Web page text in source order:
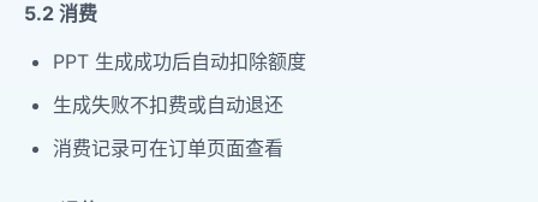
5.2 消费
PPT 生成成功后自动扣除额度
生成失败不扣费或自动退还
消费记录可在订单页面查看